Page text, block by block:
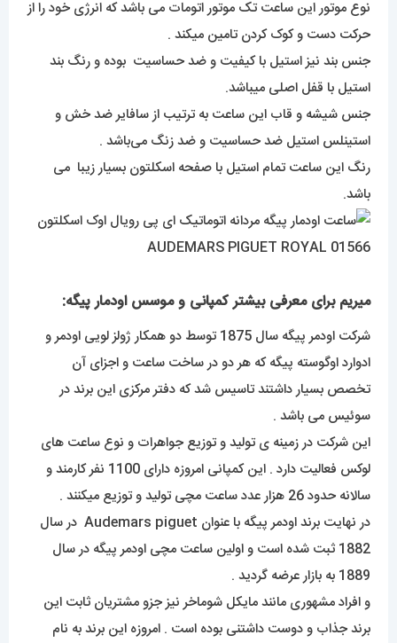
نوع موتور این ساعت تک موتور اتومات می باشد که انرژی خود را از
حرکت دست و کوک کردن تامین میکند .
جنس بند نیز استیل با کیفیت و ضد حساسیت بوده و رنگ بند
استیل با قفل اصلی میباشد.
جنس شیشه و قاب این ساعت به ترتیب از سافایر ضد خش و
استینلس استیل ضد حساسیت و ضد زنگ می‌باشد .
رنگ این ساعت تمام استیل با صفحه اسکلتون بسیار زیبا می
باشد.
میریم برای معرفی بیشتر کمپانی و موسس اودمار پیگه:
شرکت اودمر پیگه سال 1875 توسط دو همکار ژولز لویی اودمر و
ادوارد اوگوسته پیگه که هر دو در ساخت ساعت و اجزای آن
تخصص بسیار داشتند تاسیس شد که دفتر مرکزی این برند در
سوئیس می باشد .
این شرکت در زمینه ی تولید و توزیع جواهرات و نوع ساعت های
لوکس فعالیت دارد . این کمپانی امروزه دارای 1100 نفر کارمند و
سالانه حدود 26 هزار عدد ساعت مچی تولید و توزیع میکنند .
در نهایت برند اودمر پیگه با عنوان Audemars piguet در سال
1882 ثبت شده است و اولین ساعت مچی اودمر پیگه در سال
1889 به بازار عرضه گردید .
و افراد مشهوری مانند مایکل شوماخر نیز جزو مشتریان ثابت این
برند جذاب و دوست داشتنی بوده است . امروزه این برند به نام